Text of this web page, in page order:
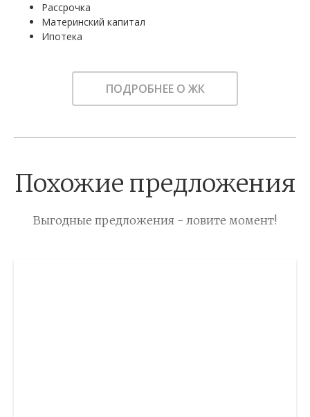
Рассрочка
Материнский капитал
Ипотека
ПОДРОБНЕЕ О ЖК
Похожие предложения
Выгодные предложения - ловите момент!